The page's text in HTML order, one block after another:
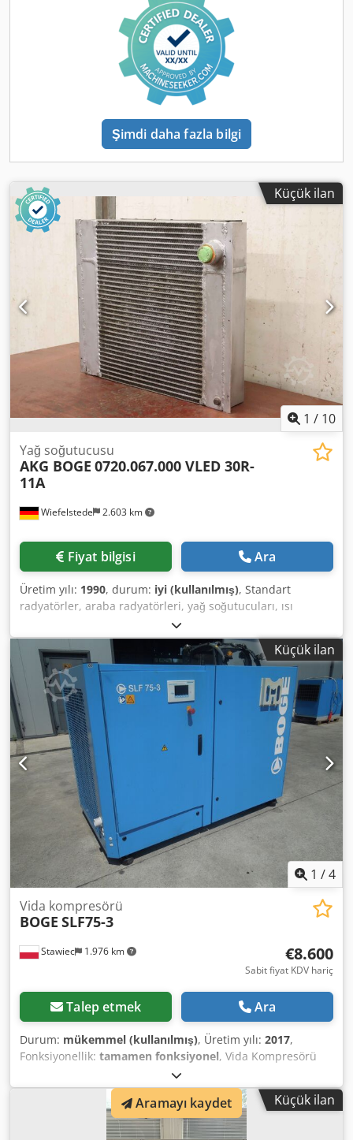
Şimdi daha fazla bilgi
Küçük ilan
1 / 10
Wiefelstede 2.603 km
Yağ soğutucusu
AKG BOGE 0720.067.000 VLED 30R-
11A
Fiyat bilgisi Ara
Üretim yılı: 1990, durum: iyi (kullanılmış), Standart
radyatörler, araba radyatörleri, yağ soğutucuları, ısı
eşanjörleri -Üretici: AKG, vidalı kompresörden hafif metal
yağ/hava soğutucusu Boge VLED 30R-11A Dedpfx
Adevcxzasljkr -Tür: 0720.067.000 -Basınç: maks. 15 bar -
Boyutlar: 650/360/H550 mm -Ağırlık: 40 kg
Küçük ilan
1 /4
Stawiec 1.976 km
Vida kompresörü
BOGE SLF75-3
€8.600
Sabit fiyat KDV hariç
Talep etmek Ara
Durum: mükemmel (kullanılmış), Üretim yılı: 2017,
Fonksiyonellik: tamamen fonksiyonel, Vida Kompresörü
BOGE SLF75-3, servis görmüş, inverterli makine Teknik
veriler: kapasite: 2,20-9,60 m3/dak motor gücü: 55 kW;
maksimum basınç: 8 bar; çalışma saati: 12.335 h; üretim
yılı: 2017 Dkedpfx Aezgdddsdlor net fiyat: 36.900 PLN brüt
Küçük ilan
Aramayı kaydet